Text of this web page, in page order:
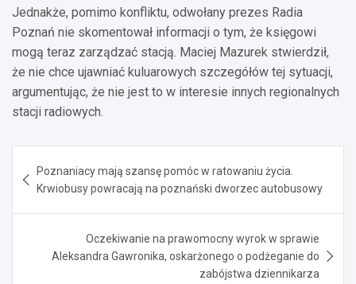
Jednakże, pomimo konfliktu, odwołany prezes Radia
Poznań nie skomentował informacji o tym, że księgowi
mogą teraz zarządzać stacją. Maciej Mazurek stwierdził,
że nie chce ujawniać kuluarowych szczegółów tej sytuacji,
argumentując, że nie jest to w interesie innych regionalnych
stacji radiowych.
wpisu
Poznaniacy mają szansę pomóc w ratowaniu życia.
Krwiobusy powracają na poznański dworzec autobusowy
Oczekiwanie na prawomocny wyrok w sprawie
Aleksandra Gawronika, oskarżonego o podżeganie do
zabójstwa dziennikarza